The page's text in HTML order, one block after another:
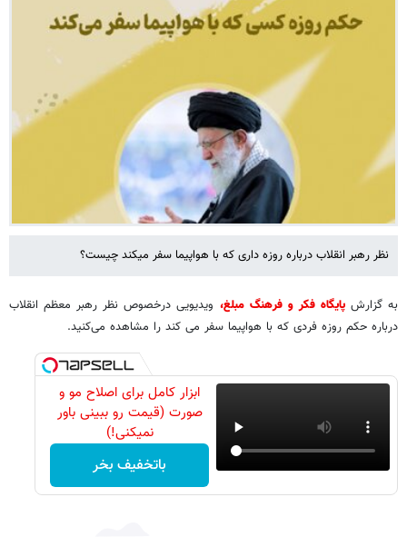
نظر رهبر انقلاب درباره روزه داری که با هواپیما سفر میکند چیست؟
به گزارشپایگاه فکر و فرهنگ مبلغ، ویدیویی درخصوص نظر رهبر معظم انقلاب
درباره حکم روزه فردی که با هواپیما سفر می کند را مشاهده می‌کنید.
ابزار کامل برای اصلاح مو و
صورت (قیمت رو ببینی باور
نمیکنی!)
باتخفیف بخر